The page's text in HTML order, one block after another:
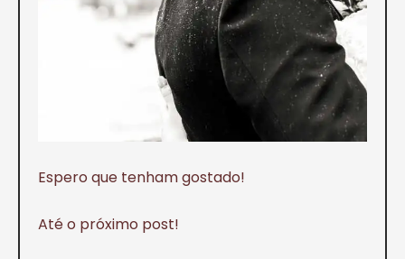
Espero que tenham gostado!
Até o próximo post!